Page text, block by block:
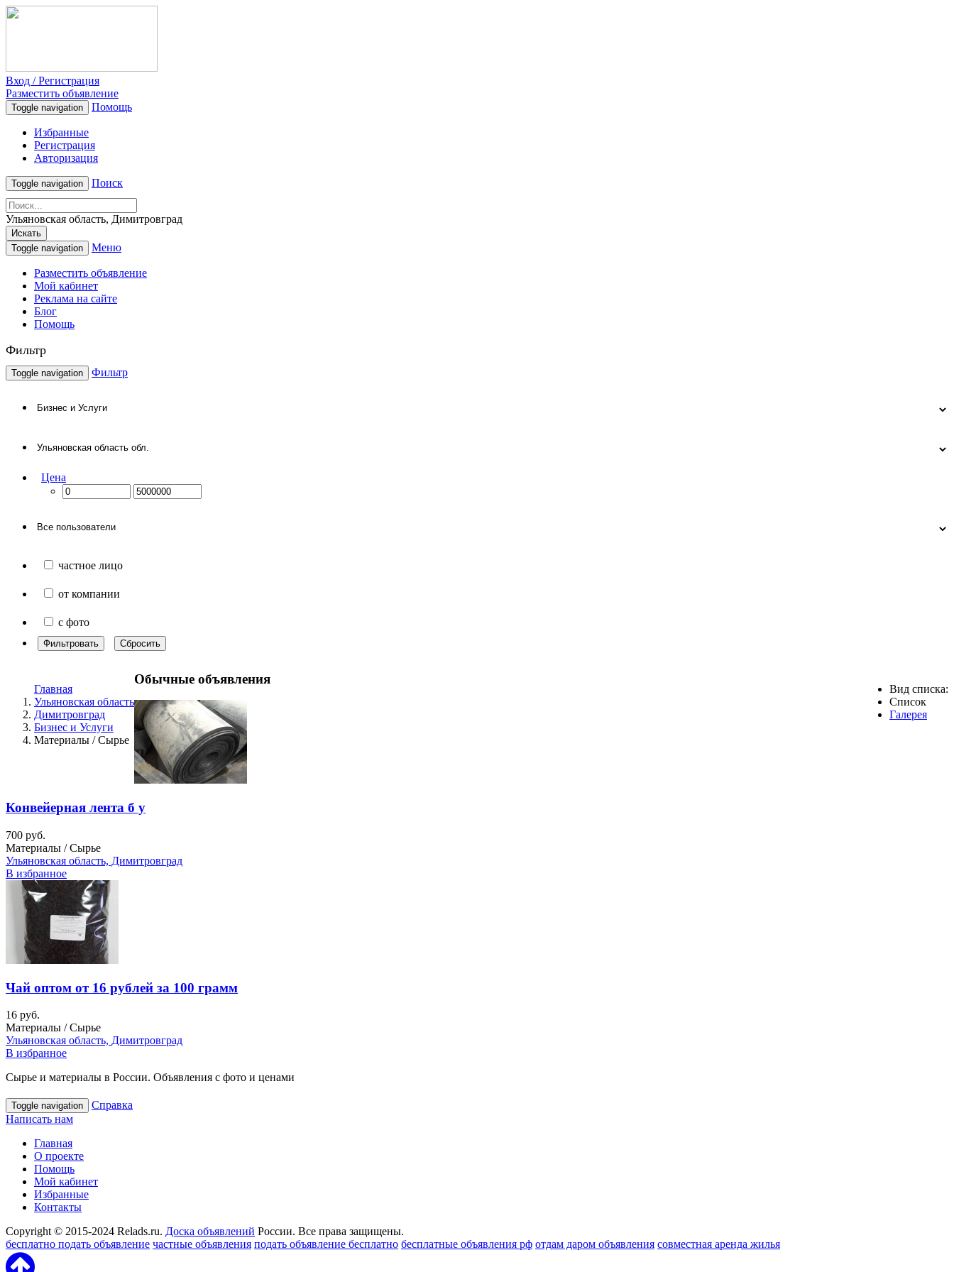
Вход / Регистрация
Разместить объявление
Toggle navigation Помощь
Избранные
Регистрация
Авторизация
Toggle navigation Поиск
Ульяновская область, Димитровград
Искать
Toggle navigation
Меню
Разместить объявление
Мой кабинет
Реклама на сайте
Блог
Помощь
Фильтр
Toggle navigation Фильтр
Цена
частное лицо
от компании
с фото
Фильтровать Сбросить
Главная
Ульяновская область
Димитровград
Бизнес и Услуги
Материалы / Сырье
Вид списка:
Список
Галерея
Обычные объявления
Конвейерная лента б у
700 руб.
Материалы / Сырье
Ульяновская область, Димитровград
В избранное
Чай оптом от 16 рублей за 100 грамм
16 руб.
Материалы / Сырье
Ульяновская область, Димитровград
В избранное
Сырье и материалы в России. Объявления с фото и ценами
Toggle navigation
Справка
Написать нам
Главная
О проекте
Помощь
Мой кабинет
Избранные
Контакты
Copyright © 2015-2024 Relads.ru. Доска объявлений России. Все права защищены.
бесплатно подать объявление частные объявления подать объявление бесплатно бесплатные объявления рф отдам даром объявления совместная аренда жилья